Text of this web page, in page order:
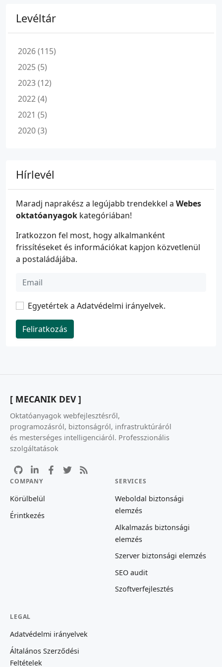
Levéltár
2026 (115)
2025 (5)
2023 (12)
2022 (4)
2021 (5)
2020 (3)
Hírlevél
Maradj naprakész a legújabb trendekkel a Webes
oktatóanyagok kategóriában!
Iratkozzon fel most, hogy alkalmanként
frissítéseket és információkat kapjon közvetlenül
a postaládájába.
Egyetértek a Adatvédelmi irányelvek.
Feliratkozás
[ MECANIK DEV ]
Oktatóanyagok webfejlesztésről,
programozásról, biztonságról, infrastruktúráról
és mesterséges intelligenciáról. Professzionális
szolgáltatások
COMPANY
Körülbelül
Érintkezés
SERVICES
Weboldal biztonsági
elemzés
Alkalmazás biztonsági
elemzés
Szerver biztonsági elemzés
SEO audit
Szoftverfejlesztés
LEGAL
Adatvédelmi irányelvek
Általános Szerződési
Feltételek